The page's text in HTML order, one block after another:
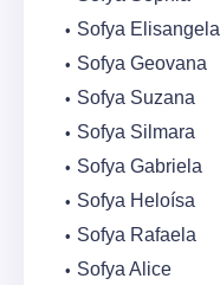
Sofya Elisangela
Sofya Geovana
Sofya Suzana
Sofya Silmara
Sofya Gabriela
Sofya Heloísa
Sofya Rafaela
Sofya Alice